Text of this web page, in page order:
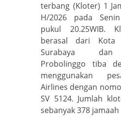
terbang (Kloter) 1
H/2026 pada
pukul 20.25WIB.
berasal dari Kota
Surabaya dan
Probolinggo tiba
menggunakan
Airlines dengan
SV 5124. Jumlah
sebanyak 378 jamaah